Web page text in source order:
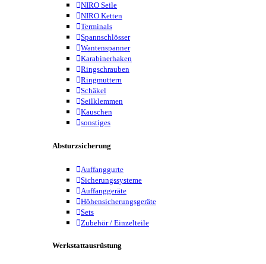
NIRO Seile
NIRO Ketten
Terminals
Spannschlösser
Wantenspanner
Karabinerhaken
Ringschrauben
Ringmuttern
Schäkel
Seilklemmen
Kauschen
sonstiges
Absturzsicherung
Auffanggurte
Sicherungssysteme
Auffanggeräte
Höhensicherungsgeräte
Sets
Zubehör / Einzelteile
Werkstattausrüstung